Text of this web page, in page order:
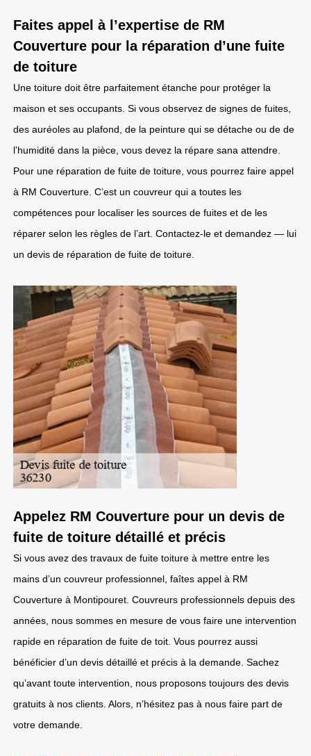
Faites appel à l’expertise de RM
Couverture pour la réparation d’une fuite
de toiture
Une toiture doit être parfaitement étanche pour protéger la
maison et ses occupants. Si vous observez de signes de fuites,
des auréoles au plafond, de la peinture qui se détache ou de de
l’humidité dans la pièce, vous devez la répare sana attendre.
Pour une réparation de fuite de toiture, vous pourrez faire appel
à RM Couverture. C’est un couvreur qui a toutes les
compétences pour localiser les sources de fuites et de les
réparer selon les règles de l’art. Contactez-le et demandez — lui
un devis de réparation de fuite de toiture.
Appelez RM Couverture pour un devis de
fuite de toiture détaillé et précis
Si vous avez des travaux de fuite toiture à mettre entre les
mains d’un couvreur professionnel, faîtes appel à RM
Couverture à Montipouret. Couvreurs professionnels depuis des
années, nous sommes en mesure de vous faire une intervention
rapide en réparation de fuite de toit. Vous pourrez aussi
bénéficier d’un devis détaillé et précis à la demande. Sachez
qu’avant toute intervention, nous proposons toujours des devis
gratuits à nos clients. Alors, n’hésitez pas à nous faire part de
votre demande.